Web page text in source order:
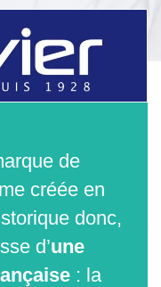
de
créée en
donc,
d’une
: la